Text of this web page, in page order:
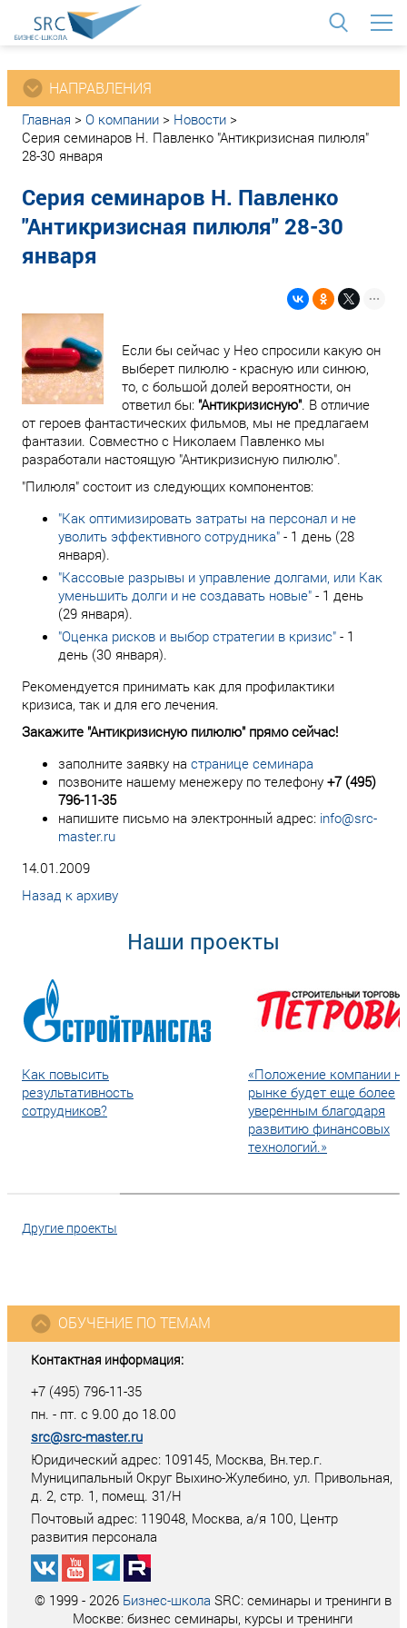
НАПРАВЛЕНИЯ
Главная > О компании > Новости >
Серия семинаров Н. Павленко "Антикризисная пилюля"
28-30 января
Серия семинаров Н. Павленко
"Антикризисная пилюля" 28-30
января
Если бы сейчас у Нео спросили какую он
выберет пилюлю - красную или синюю,
то, с большой долей вероятности, он
ответил бы: "Антикризисную". В отличие
от героев фантастических фильмов, мы не предлагаем
фантазии. Совместно с Николаем Павленко мы
разработали настоящую "Антикризисную пилюлю".
"Пилюля" состоит из следующих компонентов:
"Как оптимизировать затраты на персонал и не
уволить эффективного сотрудника" - 1 день (28
января).
"Кассовые разрывы и управление долгами, или Как
уменьшить долги и не создавать новые" - 1 день
(29 января).
"Оценка рисков и выбор стратегии в кризис" - 1
день (30 января).
Рекомендуется принимать как для профилактики
кризиса, так и для его лечения.
Закажите "Антикризисную пилюлю" прямо сейчас!
заполните заявку на странице семинара
позвоните нашему менежеру по телефону +7 (495)
796-11-35
напишите письмо на электронный адрес: info@src-
master.ru
14.01.2009
Назад к архиву
Наши проекты
Как повысить
результативность
сотрудников?
«Положение компании
рынке будет еще более
уверенным благодаря
развитию финансовых
технологий.»
Другие проекты
Контактная информация:
+7 (495) 796-11-35
пн. - пт. с 9.00 до 18.00
src@src-master.ru
Юридический адрес: 109145, Москва, Вн.тер.г.
Муниципальный Округ Выхино-Жулебино, ул. Привольная,
д. 2, стр. 1, помещ. 31/Н
Почтовый адрес: 119048, Москва, а/я 100, Центр
развития персонала
ОБУЧЕНИЕ ПО ТЕМАМ
© 1999 - 2026 Бизнес-школа SRC: семинары и тренинги в
Москве: бизнес семинары, курсы и тренинги